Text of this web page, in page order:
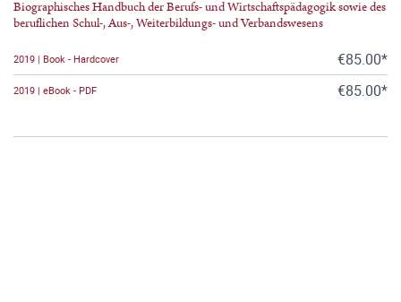
Biographisches Handbuch der Berufs- und Wirtschaftspädagogik sowie des
beruflichen Schul-, Aus-, Weiterbildungs- und Verbandswesens
2019 | Book - Hardcover €85.00*
2019 | eBook - PDF €85.00*